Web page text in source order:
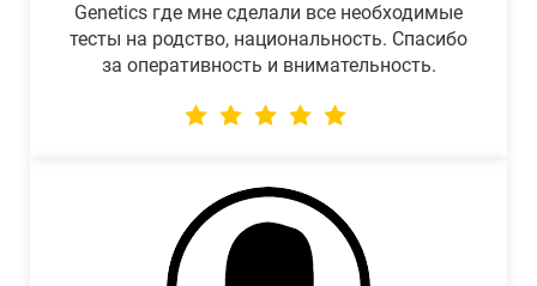
Genetics где мне сделали все необходимые
тесты на родство, национальность. Спасибо
за оперативность и внимательность.